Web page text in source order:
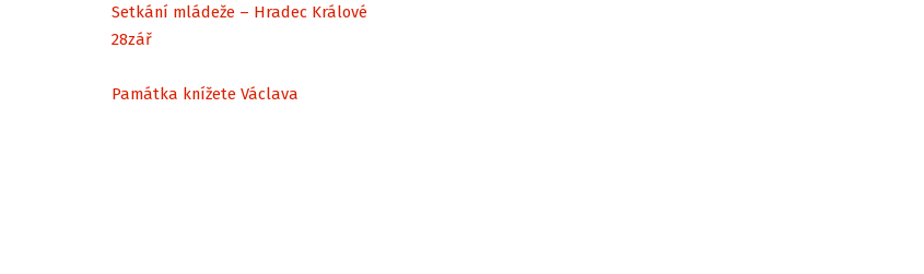
Setkání mládeže – Hradec Králové
28zář
Památka knížete Václava